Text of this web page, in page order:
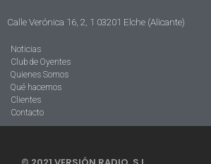
Calle Verónica 16, 2, 1 03201 Elche (Alicante)
Noticias
Club de Oyentes
Quienes Somos
Qué hacemos
Clientes
Contacto